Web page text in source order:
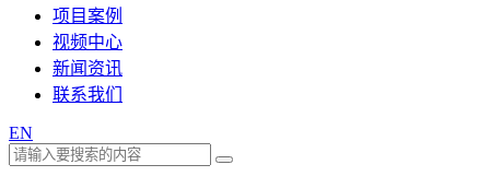
项目案例
视频中心
新闻资讯
联系我们
EN